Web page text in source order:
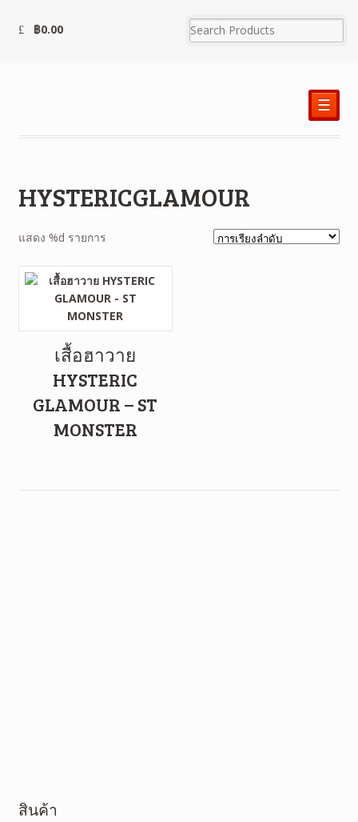
฿0.00
☰
HYSTERICGLAMOUR
แสดง %d รายการ
เสื้อฮาวาย
HYSTERIC
GLAMOUR – ST
MONSTER
สินค้า